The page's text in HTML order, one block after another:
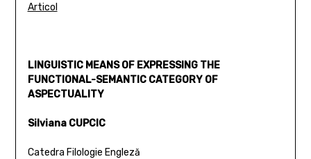
Articol
LINGUISTIC MEANS OF EXPRESSING THE
FUNCTIONAL-SEMANTIC CATEGORY OF
ASPECTUALITY
Silviana CUPCIC
Catedra Filologie Engleză